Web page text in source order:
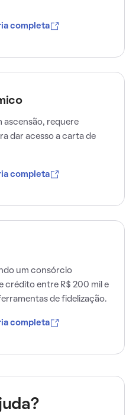
completa
ascensão, requere
dar acesso a carta de
completa
um consórcio
crédito entre R$ 200 mil e
de fidelização.
completa